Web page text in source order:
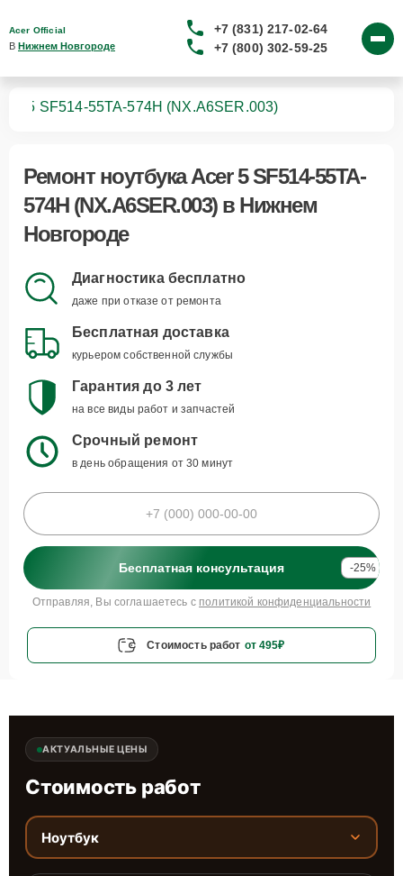
Acer Official
В Нижнем Новгороде
+7 (831) 217-02-64
+7 (800) 302-59-25
5 SF514-55TA-574H (NX.A6SER.003)
Ремонт ноутбука Acer 5 SF514-55TA-
574H (NX.A6SER.003)в Нижнем
Новгороде
Диагностика бесплатно
даже при отказе от ремонта
Бесплатная доставка
курьером собственной службы
Гарантия до 3 лет
на все виды работ и запчастей
Срочный ремонт
в день обращения от 30 минут
Бесплатная консультация -25%
Отправляя, Вы соглашаетесь с политикой конфиденциальности
Стоимость работ от 495₽
АКТУАЛЬНЫЕ ЦЕНЫ
Стоимость работ
Ноутбук